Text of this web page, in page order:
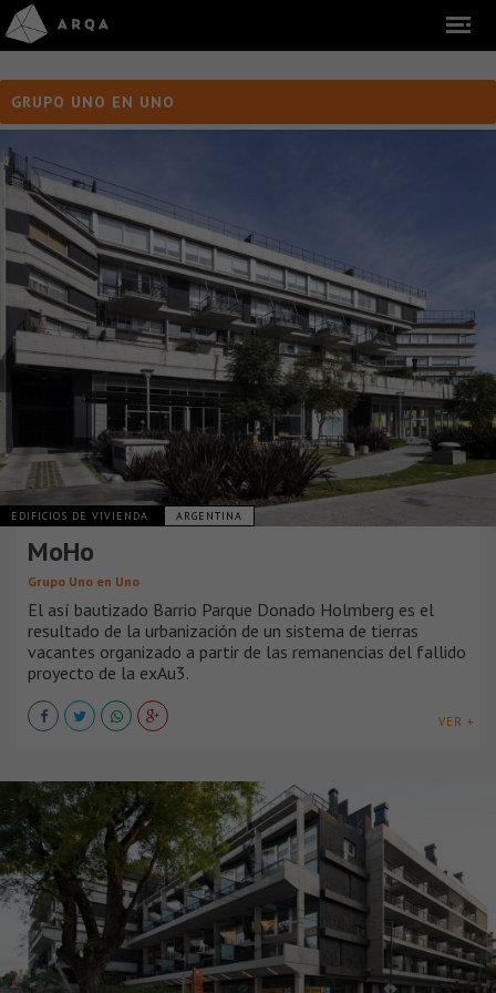
GRUPO UNO EN UNO
EDIFICIOS DE VIVIENDA ARGENTINA
MoHo
Grupo Uno en Uno
El así bautizado Barrio Parque Donado Holmberg es el
resultado de la urbanización de un sistema de tierras
vacantes organizado a partir de las remanencias del fallido
proyecto de la exAu3.
VER +